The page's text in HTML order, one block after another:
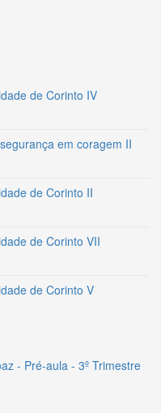
de Corinto IV
em coragem II
de Corinto II
de Corinto VII
de Corinto V
- Pré-aula - 3º Trimestre